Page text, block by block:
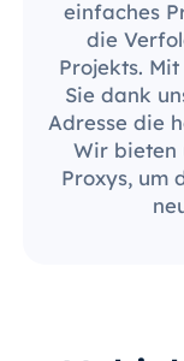
einfaches
die
Projekts.
Sie dank
Adresse die
Wir bieten
Proxys, um